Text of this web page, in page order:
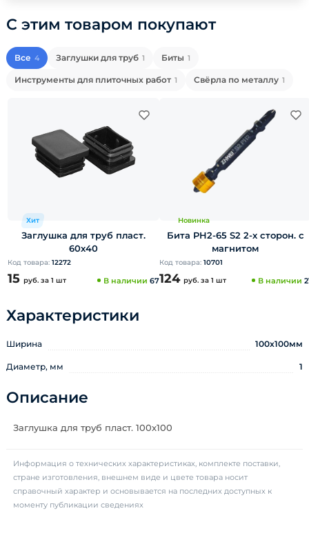
С этим товаром покупают
Все 4 Заглушки для труб 1 Биты 1
Инструменты для плиточных работ 1 Свёрла по металлу 1
Хит
Заглушка для труб пласт.
60х40
Код товара: 12272
15 руб. за 1 шт В наличии 67
Новинка
Бита PH2-65 S2 2-х сторон. с
магнитом
Код товара: 10701
124 руб. за 1 шт В наличии
Характеристики
Ширина 100х100мм
Диаметр, мм 1
Описание
Заглушка для труб пласт. 100х100
Информация о технических характеристиках, комплекте поставки,
стране изготовления, внешнем виде и цвете товара носит
справочный характер и основывается на последних доступных к
моменту публикации сведениях